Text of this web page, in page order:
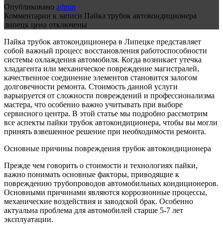
Опубликовано admin
Комментарии к записи Пайка трубок автокондиционера
липецк цена отключены
Пайка трубок автокондиционера в Липецке представляет
собой важный процесс восстановления работоспособности
системы охлаждения автомобиля. Когда возникает утечка
хладагента или механическое повреждение магистралей,
качественное соединение элементов становится залогом
долговечности ремонта. Стоимость данной услуги
варьируется от сложности повреждений и профессионализма
мастера, что особенно важно учитывать при выборе
сервисного центра. В этой статье мы подробно рассмотрим
все аспекты пайки трубок автокондиционера, чтобы вы могли
принять взвешенное решение при необходимости ремонта.
Основные причины повреждения трубок автокондиционера
Прежде чем говорить о стоимости и технологиях пайки,
важно понимать основные факторы, приводящие к
повреждению трубопроводов автомобильных кондиционеров.
Основными причинами являются коррозионные процессы,
механические воздействия и заводской брак. Особенно
актуальна проблема для автомобилей старше 5-7 лет
эксплуатации.